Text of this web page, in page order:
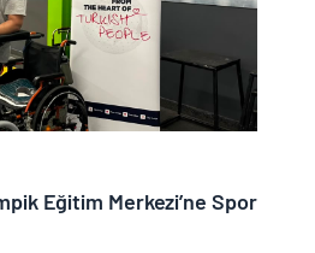
Eğitim Merkezi’ne Spor